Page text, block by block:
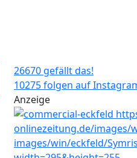
26670 gefällt das!
10275 folgen auf
Anzeige